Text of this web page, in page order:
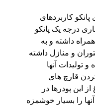
کاربردهای
درجه یک پانکو
داشته و به
و منازل داشته
و تولیدات آنها
قارچ های
پودرها در
را بسیار خوشمزه